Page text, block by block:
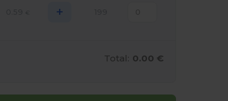
+
Total: 0.00 €